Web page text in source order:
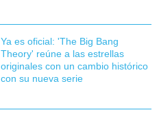
Ya es oficial: 'The Big Bang
Theory' reúne a las estrellas
originales con un cambio histórico
con su nueva serie